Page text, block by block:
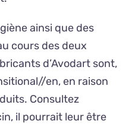
ainsi que des
cours des deux
d’Avodart sont,
en, en raison
Consultez
il pourrait leur être